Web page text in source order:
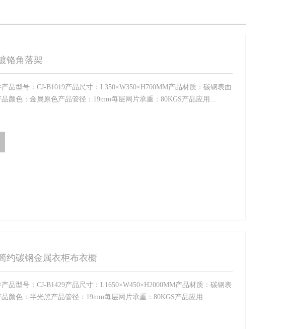
铬角落架
品型号：CJ-B1019产品尺寸：L350×W350×H700MM产品材质：碳钢表面
颜色：金属原色产品管径：19mm每层网片承重：80KGS产品应用…
约碳钢金属衣柜布衣橱
品型号：CJ-B1429产品尺寸：L1650×W450×H2000MM产品材质：碳钢表
颜色：半光黑产品管径：19mm每层网片承重：80KGS产品应用…